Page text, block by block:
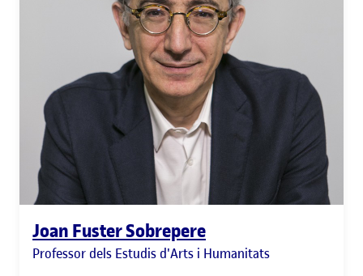
Joan Fuster Sobrepere
Professor dels Estudis d'Arts i Humanitats